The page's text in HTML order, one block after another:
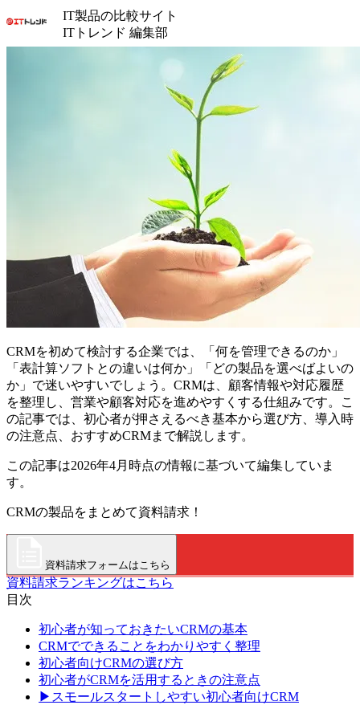
IT製品の比較サイト
ITトレンド 編集部
CRMを初めて検討する企業では、「何を管理できるのか」
「表計算ソフトとの違いは何か」「どの製品を選べばよいの
か」で迷いやすいでしょう。CRMは、顧客情報や対応履歴
を整理し、営業や顧客対応を進めやすくする仕組みです。こ
の記事では、初心者が押さえるべき基本から選び方、導入時
の注意点、おすすめCRMまで解説します。
この記事は2026年4月時点の情報に基づいて編集していま
す。
CRMの製品をまとめて資料請求！
資料請求フォームはこちら
資料請求ランキングはこちら
目次
初心者が知っておきたいCRMの基本
CRMでできることをわかりやすく整理
初心者向けCRMの選び方
初心者がCRMを活用するときの注意点
▶スモールスタートしやすい初心者向けCRM